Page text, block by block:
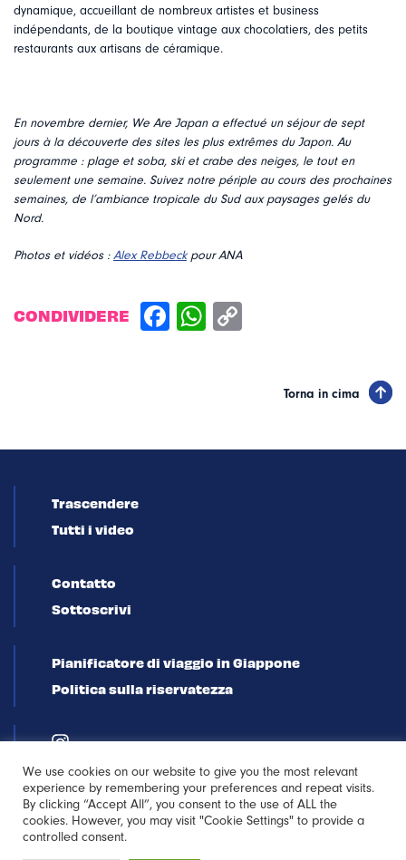
dynamique, accueillant de nombreux artistes et business
indépendants, de la boutique vintage aux chocolatiers, des petits
restaurants aux artisans de céramique.
En novembre dernier, We Are Japan a effectué un séjour de sept
jours à la découverte des sites les plus extrêmes du Japon. Au
programme : plage et soba, ski et crabe des neiges, le tout en
seulement une semaine. Suivez notre périple au cours des prochaines
semaines, de l’ambiance tropicale du Sud aux paysages gelés du
Nord.
Photos et vidéos :Alex Rebbeckpour ANA
CONDIVIDERE
Torna in cima
Trascendere
Tutti i video
Contatto
Sottoscrivi
Pianificatore di viaggio in Giappone
Politica sulla riservatezza
We use cookies on our website to give you the most relevant
experience by remembering your preferences and repeat visits.
By clicking “Accept All”, you consent to the use of ALL the
cookies. However, you may visit "Cookie Settings" to provide a
controlled consent.